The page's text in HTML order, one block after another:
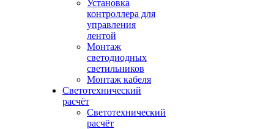
Установка
контроллера для
управления
лентой
Монтаж
светодиодных
светильников
Монтаж кабеля
Светотехнический
расчёт
Светотехнический
расчёт